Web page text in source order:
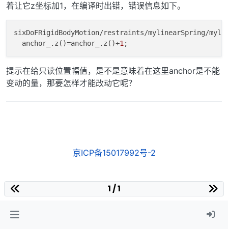
着让它z坐标加1，在编译时出错，错误信息如下。
sixDoFRigidBodyMotion/restraints/mylinearSpring/
  anchor_.z()=anchor_.z()+
1
提示在给只读位置幅值，是不是意味着在这里anchor是不能
变动的量，那要怎样才能改动它呢？
京ICP备15017992号-2
1 / 1